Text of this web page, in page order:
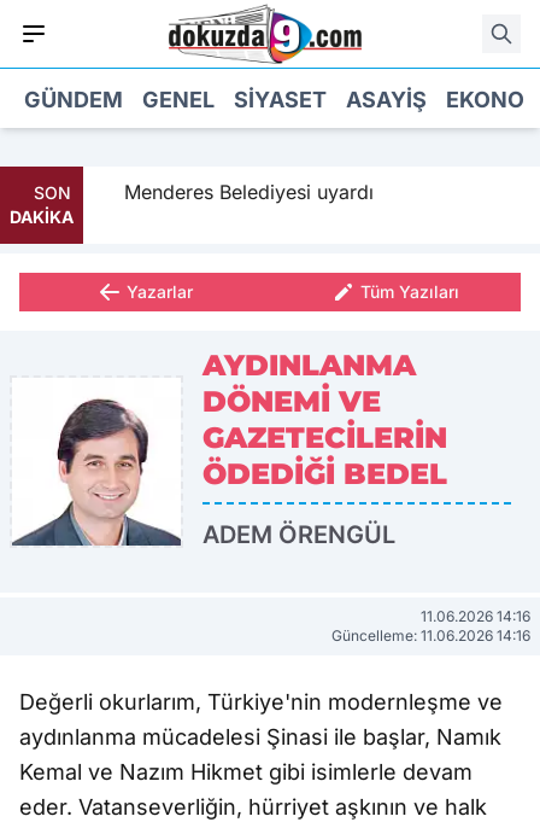
GÜNDEM GENEL SIYASET ASAYIŞ
SON
DAKİKA
geldi Menderes Belediyesi uyardı
Yazarlar Tüm Yazıları
AYDINLANMA
DÖNEMİ VE
GAZETECİLERİN
ÖDEDİĞİ BEDEL
ADEM ÖRENGÜL
11.06.2026 14:16
Güncelleme: 11.06.2026 14:16
Değerli okurlarım, Türkiye'nin modernleşme ve
aydınlanma mücadelesi Şinasi ile başlar, Namık
Kemal ve Nazım Hikmet gibi isimlerle devam
eder. Vatanseverliğin, hürriyet aşkının ve halk